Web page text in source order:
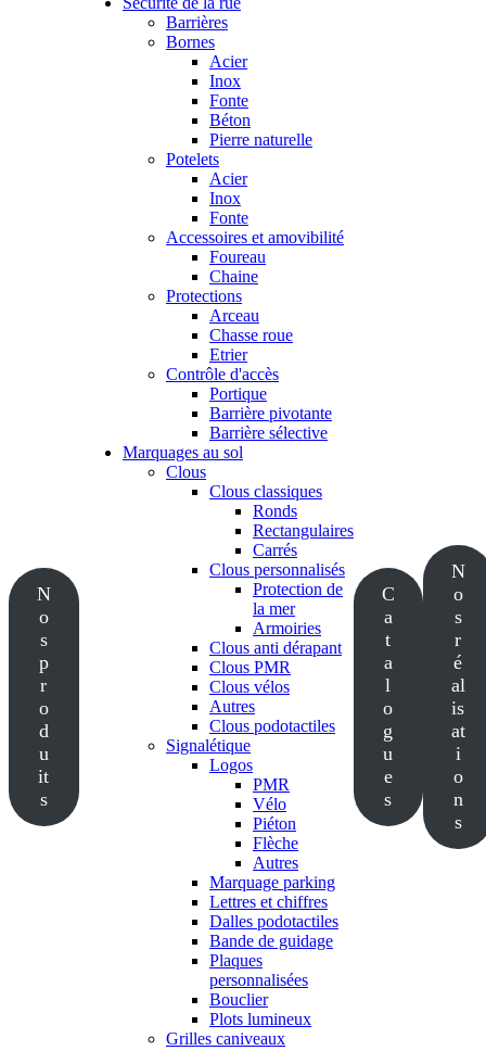
N
o
s
p
r
o
d
u
it
s
Barrières
Bornes
Acier
Inox
Fonte
Béton
Pierre naturelle
Potelets
Acier
Inox
Fonte
Accessoires et amovibilité
Foureau
Chaine
Protections
Arceau
Chasse roue
Etrier
Contrôle d'accès
Portique
Barrière pivotante
Barrière sélective
Marquages au sol
Clous
Clous classiques
Ronds
Rectangulaires
Carrés
Clous personnalisés
Protection de
la mer
Armoiries
Clous anti dérapant
Clous PMR
Clous vélos
Autres
Clous podotactiles
Signalétique
Logos
PMR
Vélo
Piéton
Flèche
Autres
Marquage parking
Lettres et chiffres
Dalles podotactiles
Bande de guidage
Plaques
personnalisées
Bouclier
Plots lumineux
Grilles caniveaux
C
a
t
a
l
o
g
u
e
s
N
o
s
r
é
al
is
at
i
o
n
s